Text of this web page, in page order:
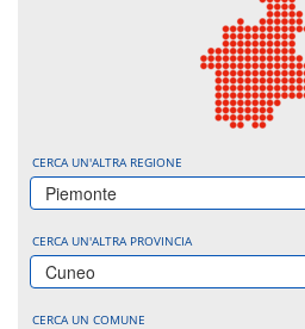
CERCA UN'ALTRA REGIONE
Piemonte
CERCA UN'ALTRA PROVINCIA
Cuneo
CERCA UN COMUNE